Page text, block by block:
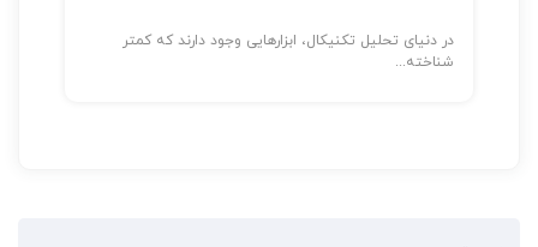
در دنیای تحلیل تکنیکال، ابزارهایی وجود دارند که کمتر
شناخته...